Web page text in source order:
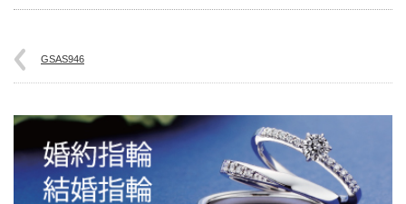
GSAS946